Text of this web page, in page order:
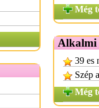
Még
Alkalmi
39 es
Szép
Még